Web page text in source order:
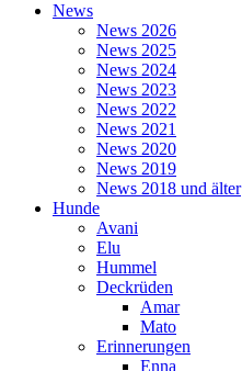
News
News 2026
News 2025
News 2024
News 2023
News 2022
News 2021
News 2020
News 2019
News 2018 und älter
Hunde
Avani
Elu
Hummel
Deckrüden
Amar
Mato
Erinnerungen
Enna